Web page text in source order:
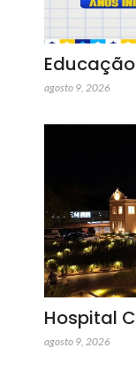
agosto 9, 2026
Hospital
agosto 9, 2026